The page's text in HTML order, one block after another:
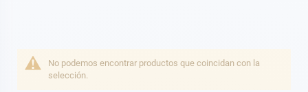
No podemos encontrar productos que coincidan con la
selección.